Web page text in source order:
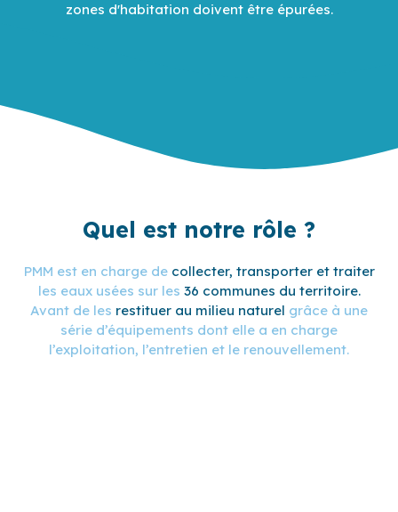
zones d'habitation doivent être épurées.
Quel est notre rôle ?
PMM est en charge decollecter, transporter et traiter
les eaux usées sur les 36 communes du territoire.
Avant de les restituer au milieu naturel grâce à une
série d’équipements dont elle a en charge
l’exploitation, l’entretien et le renouvellement.